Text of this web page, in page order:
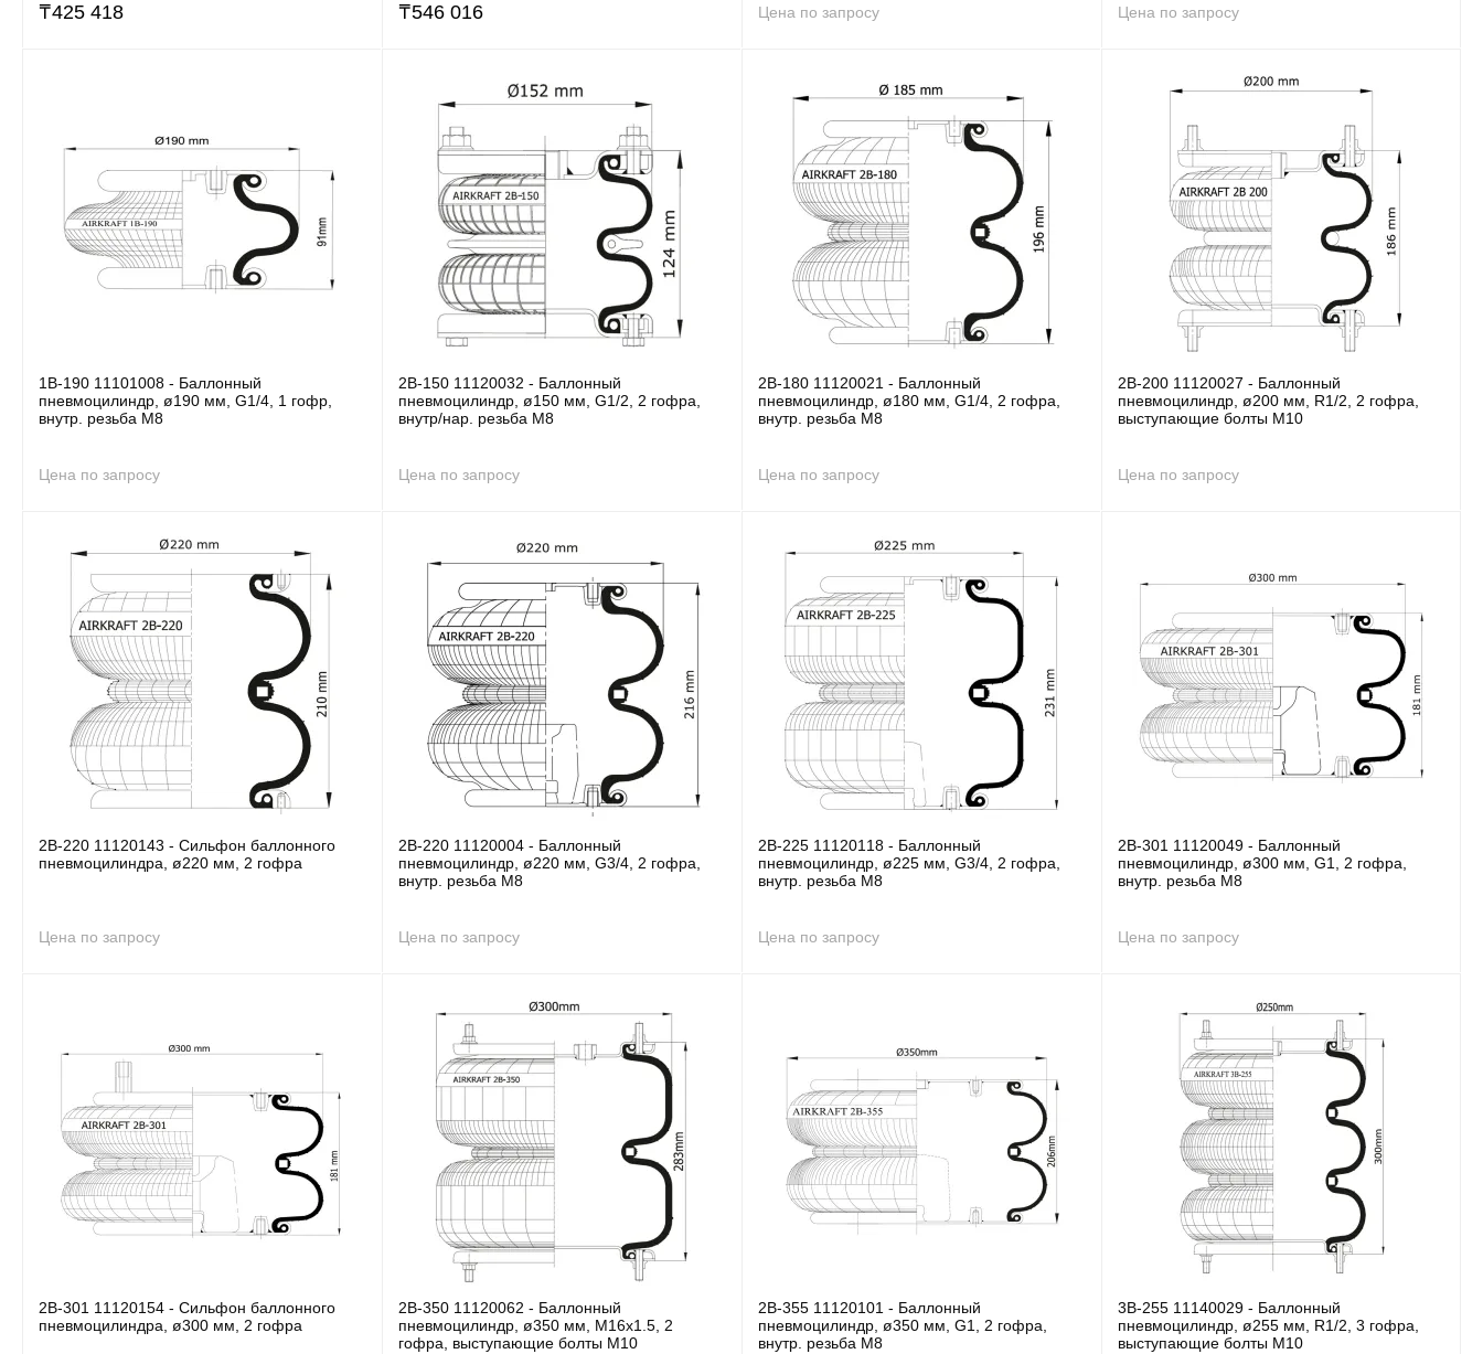
₸425 418 ₸546 016 Цена по запросу Цена по запросу
1B-190 11101008 - Баллонный
пневмоцилиндр, ø190 мм, G1/4, 1 гофр,
внутр. резьба M8
Цена по запросу
2B-150 11120032 - Баллонный
пневмоцилиндр, ø150 мм, G1/2, 2 гофра,
внутр/нар. резьба M8
Цена по запросу
2B-180 11120021 - Баллонный
пневмоцилиндр, ø180 мм, G1/4, 2 гофра,
внутр. резьба M8
Цена по запросу
2B-200 11120027 - Баллонный
пневмоцилиндр, ø200 мм, R1/2, 2 гофра,
выступающие болты M10
Цена по запросу
2B-220 11120143 - Сильфон баллонного
пневмоцилиндра, ø220 мм, 2 гофра
Цена по запросу
2B-220 11120004 - Баллонный
пневмоцилиндр, ø220 мм, G3/4, 2 гофра,
внутр. резьба M8
Цена по запросу
2B-225 11120118 - Баллонный
пневмоцилиндр, ø225 мм, G3/4, 2 гофра,
внутр. резьба M8
Цена по запросу
2B-301 11120049 - Баллонный
пневмоцилиндр, ø300 мм, G1, 2 гофра,
внутр. резьба M8
Цена по запросу
2B-301 11120154 - Сильфон баллонного
пневмоцилиндра, ø300 мм, 2 гофра
2B-350 11120062 - Баллонный
пневмоцилиндр, ø350 мм, M16x1.5, 2
гофра, выступающие болты M10
2B-355 11120101 - Баллонный
пневмоцилиндр, ø350 мм, G1, 2 гофра,
внутр. резьба M8
3B-255 11140029 - Баллонный
пневмоцилиндр, ø255 мм, R1/2, 3 гофра,
выступающие болты M10